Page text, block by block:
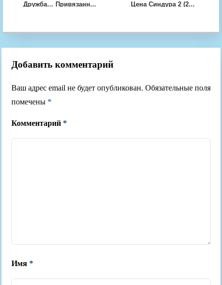
Дружба… Привязанн... Цена Синдура 2 (2...
Добавить комментарий
Ваш адрес email не будет опубликован. Обязательные поля
помечены *
Комментарий *
Имя *